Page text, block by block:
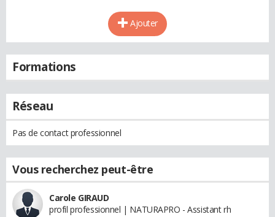
Ajouter
Formations
Réseau
Pas de contact professionnel
Vous recherchez peut-être
Carole GIRAUD
profil professionnel | NATURAPRO - Assistant rh